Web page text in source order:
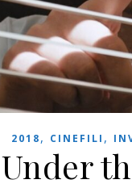
2018, CINEFILI ,
Under